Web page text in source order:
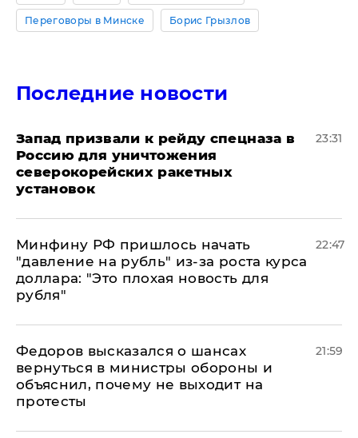
Переговоры в Минске Борис Грызлов
Последние новости
Запад призвали к рейду спецназа в
Россию для уничтожения
северокорейских ракетных
установок
23:31
Минфину РФ пришлось начать
"давление на рубль" из-за роста курса
доллара: "Это плохая новость для
рубля"
22:47
Федоров высказался о шансах
вернуться в министры обороны и
объяснил, почему не выходит на
протесты
21:59